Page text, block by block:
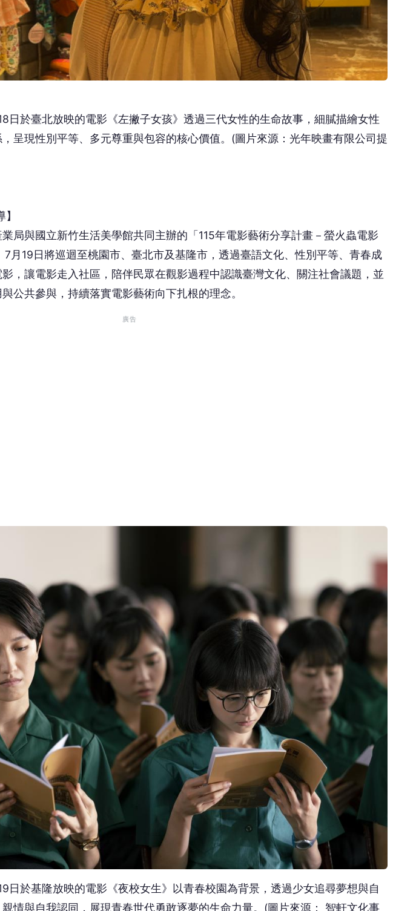
日於臺北放映的電影《左撇子女孩》透過三代女性的生命故事，細膩描繪女性
呈現性別平等、多元尊重與包容的核心價值。(圖片來源：光年映畫有限公司提
局與國立新竹生活美學館共同主辦的「115年電影藝術分享計畫－螢火蟲電影
7月19日將巡迴至桃園市、臺北市及基隆市，透過臺語文化、性別平等、青春成
，讓電影走入社區，陪伴民眾在觀影過程中認識臺灣文化、關注社會議題，並
公共參與，持續落實電影藝術向下扎根的理念。
廣告
日於基隆放映的電影《夜校女生》以青春校園為背景，透過少女追尋夢想與自
情與自我認同，展現青春世代勇敢逐夢的生命力量。(圖片來源： 智軒文化事